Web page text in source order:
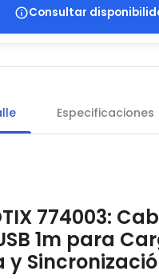
Consultar
Especificaciones
774003:
1m para
y